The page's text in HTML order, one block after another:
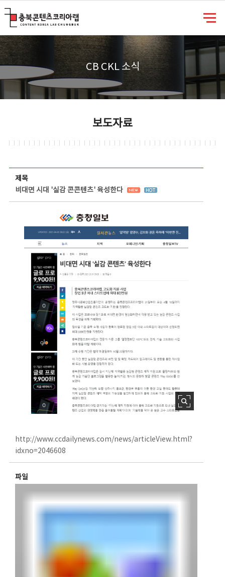
CB CKL 소식
보도자료
제목
비대면 시대 '실감 콘콘텐츠' 육성한다
http://www.ccdailynews.com/news/articleView.html?
idxno=2046608
파일